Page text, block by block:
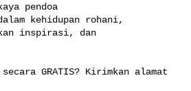
pendoa
kehidupan rohani,
inspirasi, dan
GRATIS? Kirimkan alamat